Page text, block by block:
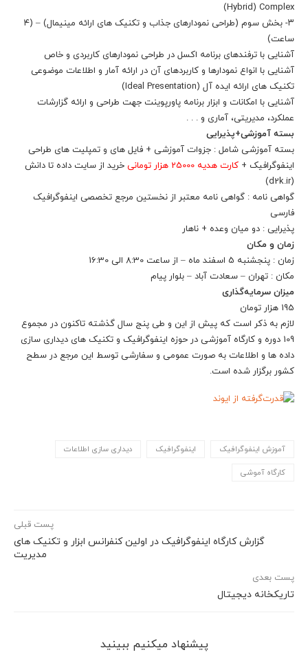
Hybrid) Complex)
۳- بخش سوم (طراحی نمودارهای جذاب و تکنیک های ارائه مینیمال) – (۴
ساعت)
آشنایی با ترفندهای برنامه اکسل در طراحی نمودارهای کاربردی و خاص
آشنایی با انواع نمودارها و کاربردهای آن در ارائه آمار و اطلاعات موضوعی
تکنیک های ارائه ایده آل (Ideal Presentation)
آشنایی با امکانات و ابزار برنامه پاورپوینت جهت طراحی و ارائه گزارشات
عملکرد، مدیریتی، آماری و . . .
بسته آموزشی+پذیرایی
بسته آموزشی شامل : جزوات آموزشی + فایل های و تمپلیت های طراحی
اینفوگرافیک + کارت هدیه 25000 هزار تومانی
خرید از سایت داده تا دانش
(d2k.ir)
گواهی نامه : گواهی نامه معتبر از نخستین مرجع تخصصی اینفوگرافیک
فارسی
پذیرایی : دو میان وعده + ناهار
زمان و مکان
زمان : پنجشنبه 5 اسفند ماه – از ساعت 8:30 الی 16:30
مکان : تهران – سعادت آباد – بلوار پیام
میزان سرمایه‌گذاری
195 هزار تومان
لازم به ذکر است که پیش از این و طی پنج سال گذشته تاکنون در مجموع
109 دوره و کارگاه آموزشی در حوزه اینفوگرافیک و تکنیک های دیداری سازی
داده ها و اطلاعات به صورت عمومی و سفارشی توسط این مرجع در سطح
کشور برگزار شده است.
آموزش اینفوگرافیک اینفوگرافیک دیداری سازی اطلاعات
کارگاه آموشی
پست قبلی
گزارش کارگاه اینفوگرافیک در اولین کنفرانس ابزار و تکنیک های
مدیریت
پست بعدی
تاریکخانه دیجیتال
پیشنهاد می‎کنیم ببینید